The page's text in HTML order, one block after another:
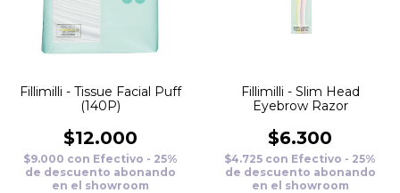
Fillimilli - Tissue Facial Puff
(140P)
$12.000
$9.000 con Efectivo - 25%
de descuento abonando
en el showroom
Fillimilli - Slim Head
Eyebrow Razor
$6.300
$4.725 con Efectivo - 25%
de descuento abonando
en el showroom